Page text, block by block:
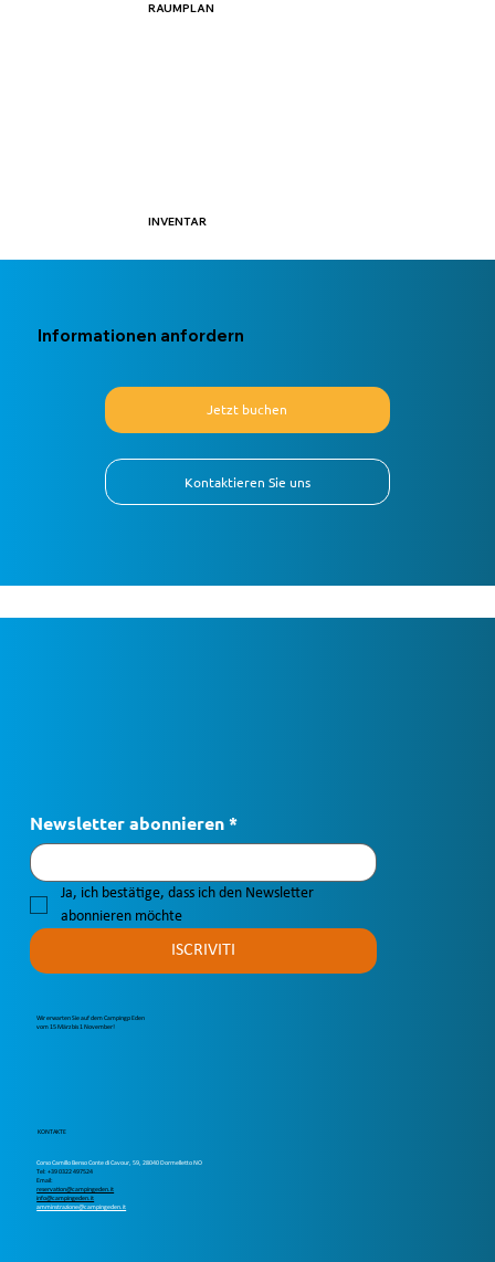
RAUMPLAN
INVENTAR
Informationen anfordern
Kontaktieren Sie uns
Jetzt buchen
Newsletter abonnieren *
Ja, ich bestätige, dass ich den Newsletter
abonnieren möchte
ISCRIVITI
Wir erwarten Sie auf dem Campingp Eden
vom 15 März bis 1 November!
KONTAKTE
Corso Camillo Benso Conte di Cavour, 59, 28040 Dormelletto NO
Tel: +39 0322 497524
Email:
reservation@campingeden.it
info@campingeden.it
amminstrazione@campingeden.it